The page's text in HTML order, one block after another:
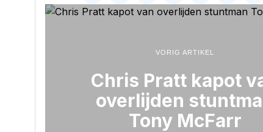
VORIG ARTIKEL
Chris Pratt kapot
overlijden
Tony McFarr